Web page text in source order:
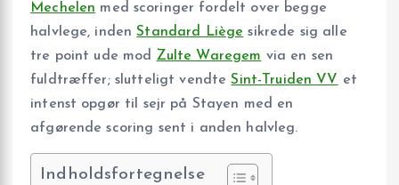
Mechelen med scoringer fordelt over begge
halvlege, indenStandard Liège sikrede sig alle
tre point ude mod Zulte Waregem via en sen
fuldtræffer; slutteligt vendteSint-Truiden VV et
intenst opgør til sejr på Stayen med en
afgørende scoring sent i anden halvleg.
Indholdsfortegnelse